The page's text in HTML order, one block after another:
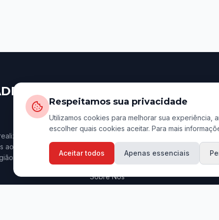
sonhos e
melhores
Confiança e
Início
Imóveis para Venda
Imóveis para Aluguel
Anuncie seu Imóvel
Sobre Nós
Respeitamos sua privacidade
Utilizamos cookies para melhorar sua
escolher quais cookies aceitar. Para mais
Aceitar todos Apenas essenciais